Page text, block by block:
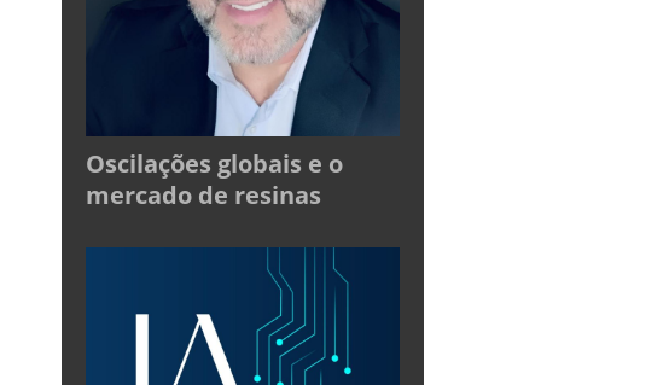
Oscilações globais e o
mercado de resinas